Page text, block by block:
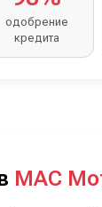
одобрение
кредита
МАС